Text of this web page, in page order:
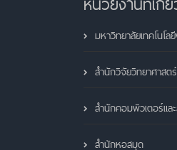
มหาวิทยาลัยเทคโนโ
สำนักวิจัยวิทยาศาสตร์
สำนักคอมพิวเตอร์แล
สำนักหอสมุด